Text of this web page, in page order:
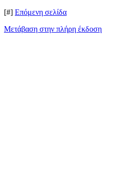
[#] Επόμενη σελίδα
Μετάβαση στην πλήρη έκδοση